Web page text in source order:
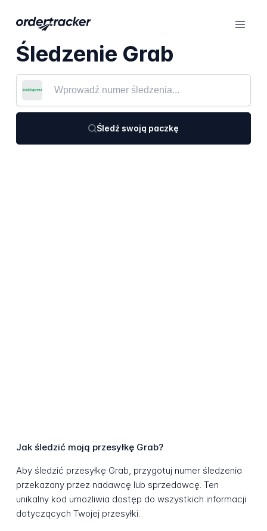
Śledzenie Grab
Śledź swoją paczkę
Jak śledzić moją przesyłkę Grab?
Aby śledzić przesyłkę Grab, przygotuj numer śledzenia
przekazany przez nadawcę lub sprzedawcę. Ten
unikalny kod umożliwia dostęp do wszystkich informacji
dotyczących Twojej przesyłki.